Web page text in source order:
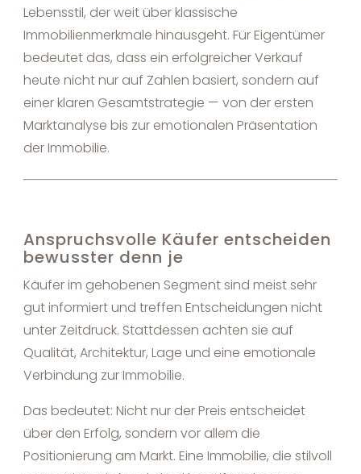
Lebensstil, der weit über klassische
Immobilienmerkmale hinausgeht. Für Eigentümer
bedeutet das, dass ein erfolgreicher Verkauf
heute nicht nur auf Zahlen basiert, sondern auf
einer klaren Gesamtstrategie — von der ersten
Marktanalyse bis zur emotionalen Präsentation
der Immobilie.
Anspruchsvolle Käufer entscheiden
bewusster denn je
Käufer im gehobenen Segment sind meist sehr
gut informiert und treffen Entscheidungen nicht
unter Zeitdruck. Stattdessen achten sie auf
Qualität, Architektur, Lage und eine emotionale
Verbindung zur Immobilie.
Das bedeutet: Nicht nur der Preis entscheidet
über den Erfolg, sondern vor allem die
Positionierung am Markt. Eine Immobilie, die stilvoll